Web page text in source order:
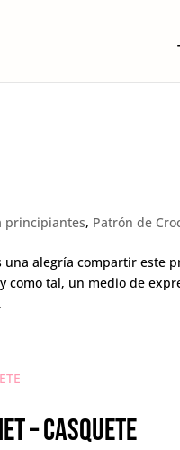
principiantes, Patrón de
una alegría compartir
como tal, un medio de
– CASQUETE